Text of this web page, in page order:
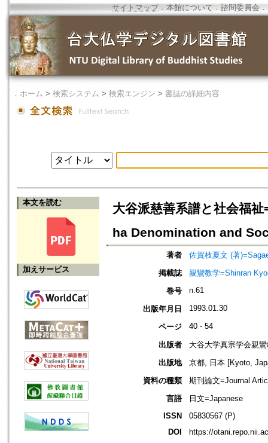
サイトマップ．本館について ． 諮問委員会 ．
． ホーム > 検索システム > 検索エンジン > 書誌の詳細内容
本文を読む
加えサービス
大谷派慈善系譜と社会福
ha Denomination and
著者
佐賀枝夏文 (著
掲載誌
親鸞教学=Shinran
巻号
n.61
出版年月日 1993.01.30
ページ 40 - 54
出版者
大谷大学真宗学会親
出版地
京都, 日本 [Kyoto,
資料の種類
期刊論文=Journal
言語
日文=Japanese
ISSN
05830567 (P)
DOI
https://